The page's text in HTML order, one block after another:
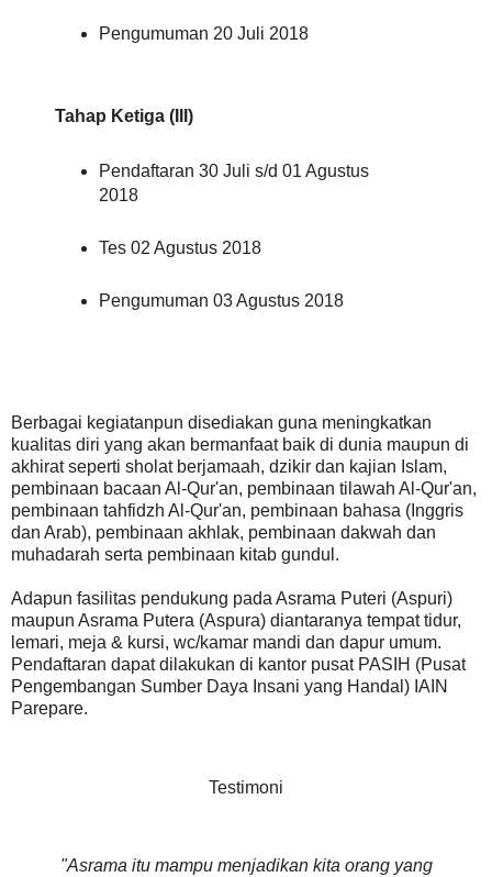
Pengumuman 20 Juli 2018
Tahap Ketiga (III)
Pendaftaran 30 Juli s/d 01 Agustus
2018
Tes 02 Agustus 2018
Pengumuman 03 Agustus 2018
Berbagai kegiatanpun disediakan guna meningkatkan
kualitas diri yang akan bermanfaat baik di dunia maupun di
akhirat seperti sholat berjamaah, dzikir dan kajian Islam,
pembinaan bacaan Al-Qur'an, pembinaan tilawah Al-Qur'an,
pembinaan tahfidzh Al-Qur'an, pembinaan bahasa (Inggris
dan Arab), pembinaan akhlak, pembinaan dakwah dan
muhadarah serta pembinaan kitab gundul.
Adapun fasilitas pendukung pada Asrama Puteri (Aspuri)
maupun Asrama Putera (Aspura) diantaranya tempat tidur,
lemari, meja & kursi, wc/kamar mandi dan dapur umum.
Pendaftaran dapat dilakukan di kantor pusat PASIH (Pusat
Pengembangan Sumber Daya Insani yang Handal) IAIN
Parepare.
Testimoni
"Asrama itu mampu menjadikan kita orang yang